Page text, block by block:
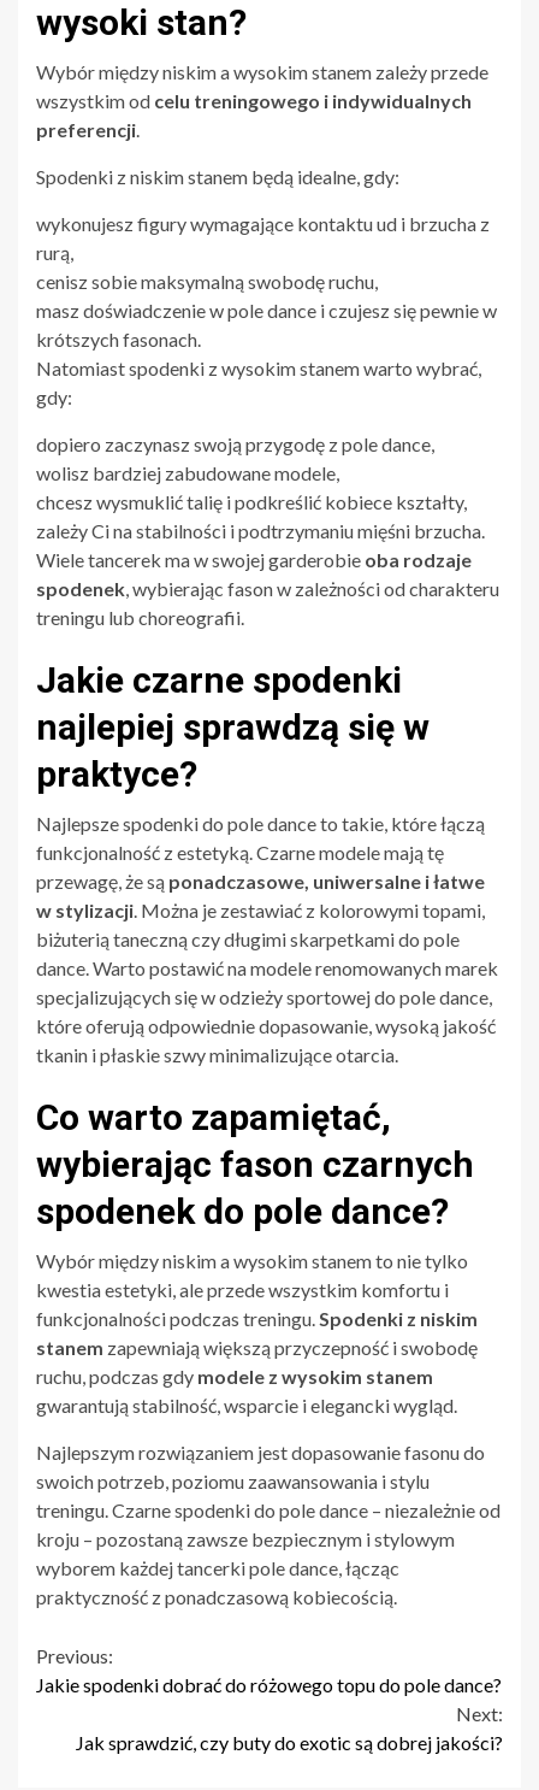
wysoki stan?
Wybór między niskim a wysokim stanem zależy przede
wszystkim od celu treningowego i indywidualnych
preferencji.
Spodenki z niskim stanem będą idealne, gdy:
wykonujesz figury wymagające kontaktu ud i brzucha z
rurą,
cenisz sobie maksymalną swobodę ruchu,
masz doświadczenie w pole dance i czujesz się pewnie w
krótszych fasonach.
Natomiast spodenki z wysokim stanem warto wybrać,
gdy:
dopiero zaczynasz swoją przygodę z pole dance,
wolisz bardziej zabudowane modele,
chcesz wysmuklić talię i podkreślić kobiece kształty,
zależy Ci na stabilności i podtrzymaniu mięśni brzucha.
Wiele tancerek ma w swojej garderobie oba rodzaje
spodenek, wybierając fason w zależności od charakteru
treningu lub choreografii.
Jakie czarne spodenki
najlepiej sprawdzą się w
praktyce?
Najlepsze spodenki do pole dance to takie, które łączą
funkcjonalność z estetyką. Czarne modele mają tę
przewagę, że są ponadczasowe, uniwersalne i łatwe
w stylizacji. Można je zestawiać z kolorowymi topami,
biżuterią taneczną czy długimi skarpetkami do pole
dance. Warto postawić na modele renomowanych marek
specjalizujących się w odzieży sportowej do pole dance,
które oferują odpowiednie dopasowanie, wysoką jakość
tkanin i płaskie szwy minimalizujące otarcia.
Co warto zapamiętać,
wybierając fason czarnych
spodenek do pole dance?
Wybór między niskim a wysokim stanem to nie tylko
kwestia estetyki, ale przede wszystkim komfortu i
funkcjonalności podczas treningu.Spodenki z niskim
stanem zapewniają większą przyczepność i swobodę
ruchu, podczas gdy modele z wysokim stanem
gwarantują stabilność, wsparcie i elegancki wygląd.
Najlepszym rozwiązaniem jest dopasowanie fasonu do
swoich potrzeb, poziomu zaawansowania i stylu
treningu. Czarne spodenki do pole dance – niezależnie od
kroju – pozostaną zawsze bezpiecznym i stylowym
wyborem każdej tancerki pole dance, łącząc
praktyczność z ponadczasową kobiecością.
Continue
Previous:
Jakie spodenki dobrać do różowego topu do pole dance?
Next:
Jak sprawdzić, czy buty do exotic są dobrej jakości?